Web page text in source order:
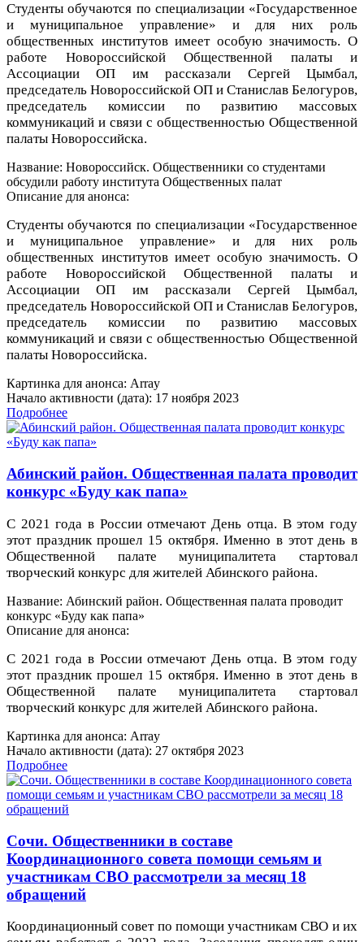
Студенты обучаются по специализации «Государственное
и муниципальное управление» и для них роль
общественных институтов имеет особую значимость. О
работе Новороссийской Общественной палаты и
Ассоциации ОП им рассказали Сергей Цымбал,
председатель Новороссийской ОП и Станислав Белогуров,
председатель комиссии по развитию массовых
коммуникаций и связи с общественностью Общественной
палаты Новороссийска.
Название: Новороссийск. Общественники со студентами
обсудили работу института Общественных палат
Описание для анонса:
Студенты обучаются по специализации «Государственное
и муниципальное управление» и для них роль
общественных институтов имеет особую значимость. О
работе Новороссийской Общественной палаты и
Ассоциации ОП им рассказали Сергей Цымбал,
председатель Новороссийской ОП и Станислав Белогуров,
председатель комиссии по развитию массовых
коммуникаций и связи с общественностью Общественной
палаты Новороссийска.
Картинка для анонса: Array
Начало активности (дата): 17 ноября 2023
Подробнее
Абинский район. Общественная палата проводит
конкурс «Буду как папа»
С 2021 года в России отмечают День отца. В этом году
этот праздник прошел 15 октября. Именно в этот день в
Общественной палате муниципалитета стартовал
творческий конкурс для жителей Абинского района.
Название: Абинский район. Общественная палата проводит
конкурс «Буду как папа»
Описание для анонса:
С 2021 года в России отмечают День отца. В этом году
этот праздник прошел 15 октября. Именно в этот день в
Общественной палате муниципалитета стартовал
творческий конкурс для жителей Абинского района.
Картинка для анонса: Array
Начало активности (дата): 27 октября 2023
Подробнее
Сочи. Общественники в составе
Координационного совета помощи семьям и
участникам СВО рассмотрели за месяц 18
обращений
Координационный совет по помощи участникам СВО и их